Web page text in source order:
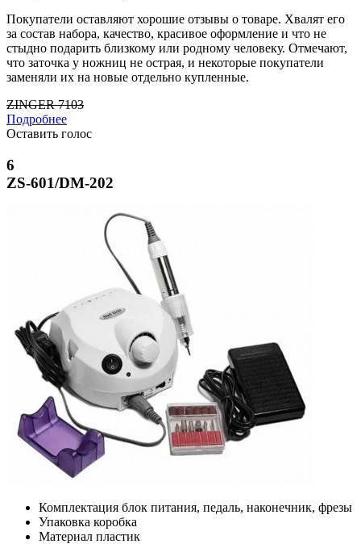
Покупатели оставляют хорошие отзывы о товаре. Хвалят его
за состав набора, качество, красивое оформление и что не
стыдно подарить близкому или родному человеку. Отмечают,
что заточка у ножниц не острая, и некоторые покупатели
заменяли их на новые отдельно купленные.
ZINGER 7103
Подробнее
Оставить голос
6
ZS-601/DM-202
Комплектация блок питания, педаль, наконечник, фрезы
Упаковка коробка
Материал пластик